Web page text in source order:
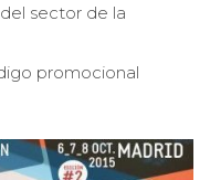
sector de la
promocional